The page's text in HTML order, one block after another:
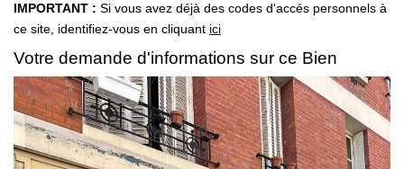
IMPORTANT : Si vous avez déjà des codes d'accés personnels à
ce site, identifiez-vous en cliquant ici
Votre demande d'informations sur ce Bien